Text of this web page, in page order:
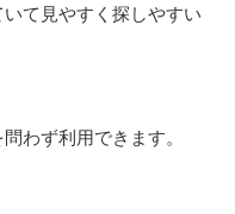
て見やすく探しやすい
わず利用できます。